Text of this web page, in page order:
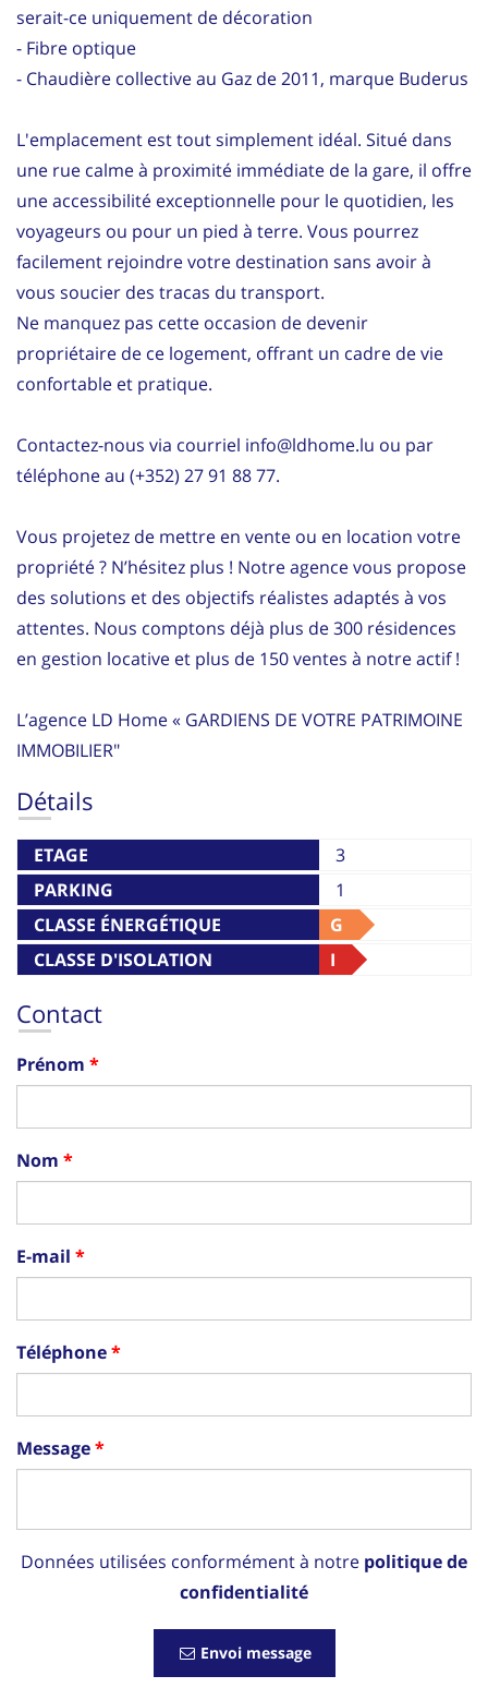
serait-ce uniquement de décoration
- Fibre optique
- Chaudière collective au Gaz de 2011, marque Buderus
L'emplacement est tout simplement idéal. Situé dans
une rue calme à proximité immédiate de la gare, il offre
une accessibilité exceptionnelle pour le quotidien, les
voyageurs ou pour un pied à terre. Vous pourrez
facilement rejoindre votre destination sans avoir à
vous soucier des tracas du transport.
Ne manquez pas cette occasion de devenir
propriétaire de ce logement, offrant un cadre de vie
confortable et pratique.
Contactez-nous via courriel info@ldhome.lu ou par
téléphone au (+352) 27 91 88 77.
Vous projetez de mettre en vente ou en location votre
propriété ? N’hésitez plus ! Notre agence vous propose
des solutions et des objectifs réalistes adaptés à vos
attentes. Nous comptons déjà plus de 300 résidences
en gestion locative et plus de 150 ventes à notre actif !
L’agence LD Home « GARDIENS DE VOTRE PATRIMOINE
IMMOBILIER"
Détails
ETAGE
3
PARKING
1
CLASSE ÉNERGÉTIQUE
G
CLASSE D'ISOLATION
I
Contact
Prénom
Nom
E-mail
Téléphone
Message
Données utilisées conformément à notre politique de
confidentialité
Envoi message